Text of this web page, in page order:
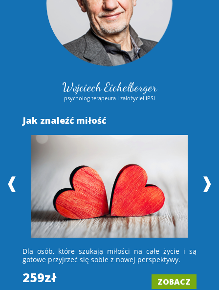
Wojciech Eichelberger
psycholog terapeuta i założyciel IPSI
Jak znaleźć miłość
Dla osób, które szukają miłości na całe życie i są
gotowe przyjrzeć się sobie z nowej perspektywy.
259zł ZOBACZ
❰ ❱